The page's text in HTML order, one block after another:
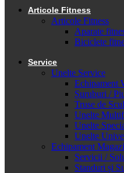
Articole Fitness
Articole Fitness
Aparate
Biciclete
Service
Unelte Service
Echipament
Șuruburi /
Truse de
Unelte
Unelte
Unelte
Echipament
Servicii /
Standuri și